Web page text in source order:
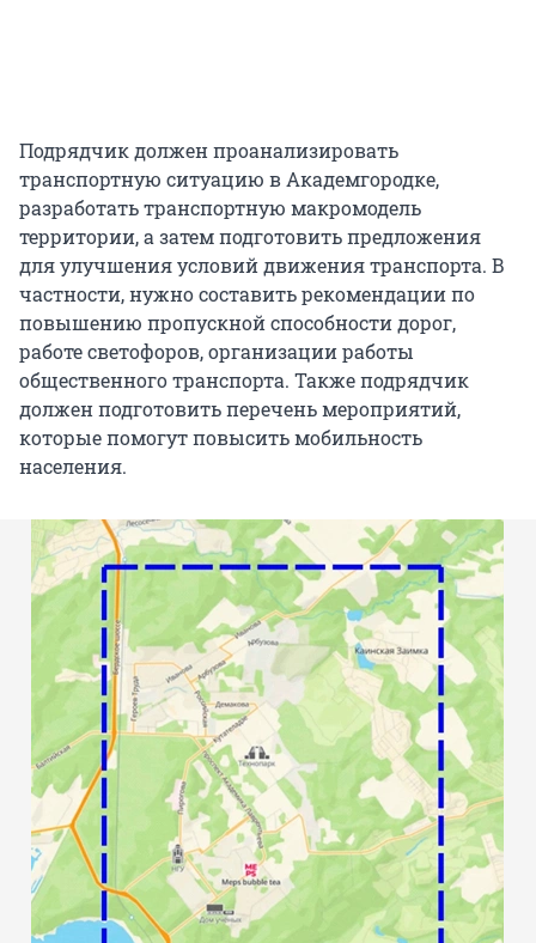
Подрядчик должен проанализировать
транспортную ситуацию в Академгородке,
разработать транспортную макромодель
территории, а затем подготовить предложения
для улучшения условий движения транспорта. В
частности, нужно составить рекомендации по
повышению пропускной способности дорог,
работе светофоров, организации работы
общественного транспорта. Также подрядчик
должен подготовить перечень мероприятий,
которые помогут повысить мобильность
населения.